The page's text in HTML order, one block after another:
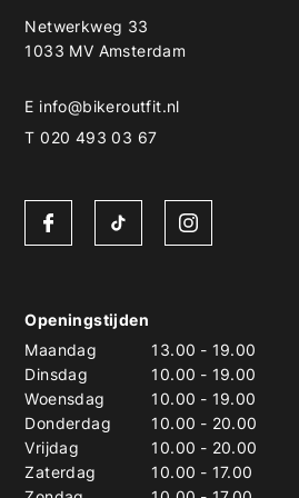
Netwerkweg 33
1033 MV Amsterdam
E info@bikeroutfit.nl
T 020 493 03 67
Openingstijden
Maandag
13.00 - 19.00
Dinsdag
10.00 - 19.00
Woensdag
10.00 - 19.00
Donderdag
10.00 - 20.00
Vrijdag
10.00 - 20.00
Zaterdag
10.00 - 17.00